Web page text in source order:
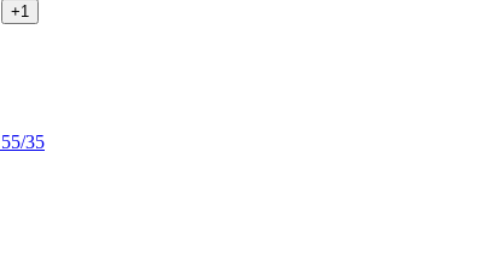
+1
35